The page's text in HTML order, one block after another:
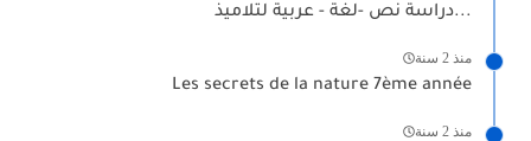
دراسة نص -لغة - عربية لتلاميذ...
منذ 2 سنة
Les secrets de la nature 7ème année
منذ 2 سنة